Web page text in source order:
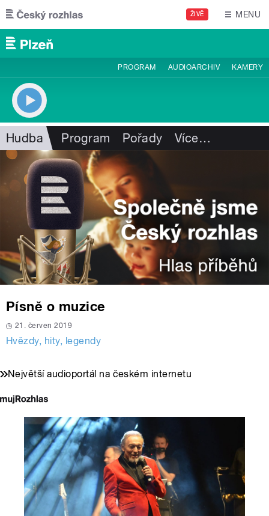
Přejít k hlavnímu obsahu
ŽIVĚ MENU
PROGRAM AUDIOARCHIV KAMERY
Hudba Program Pořady Více…
Písně o muzice
21. červen 2019
Hvězdy, hity, legendy
Největší audioportál na českém internetu